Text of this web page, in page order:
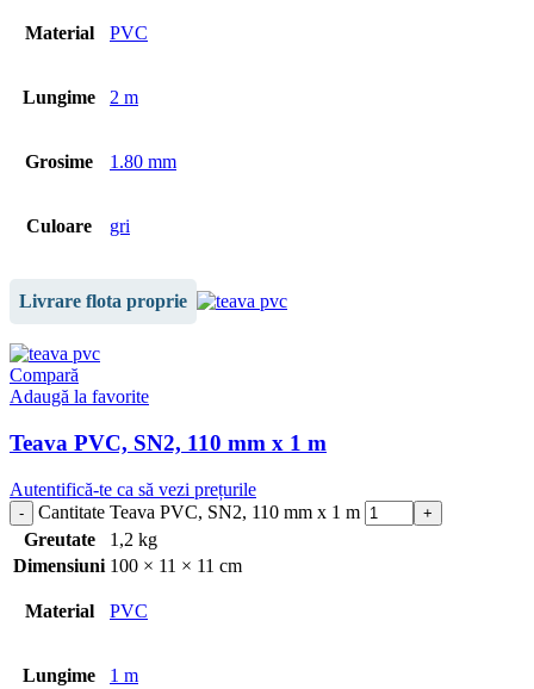
Material PVC
Lungime 2 m
Grosime 1.80 mm
Culoare gri
Livrare flota proprie
Compară
Adaugă la favorite
Teava PVC, SN2, 110 mm x 1 m
Autentifică-te ca să vezi prețurile
Cantitate Teava PVC, SN2, 110 mm x 1 m
Greutate
1,2 kg
Dimensiuni 100 × 11 × 11 cm
Material PVC
Lungime 1 m